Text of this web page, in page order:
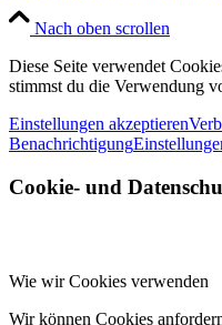
Nach oben scrollen
Diese Seite verwendet
stimmst du die Verwendung
Einstellungen akzeptieren
Benachrichtigung
Cookie- und
Wie wir Cookies verwenden
Wir können Cookies